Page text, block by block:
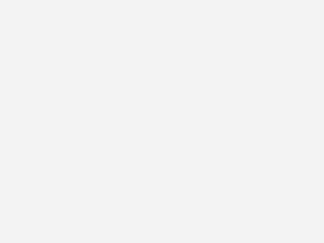
btd/21/028/2102866.pdf
mit Rabatten
testen